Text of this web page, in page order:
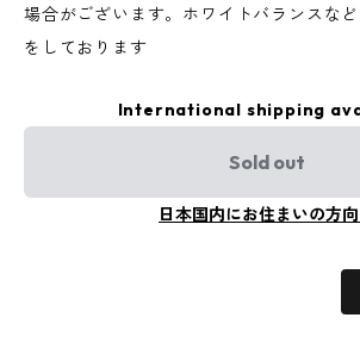
場合がございます。ホワイトバランスな
をしております
International shipping
Sold out
日本国内にお住まいの方